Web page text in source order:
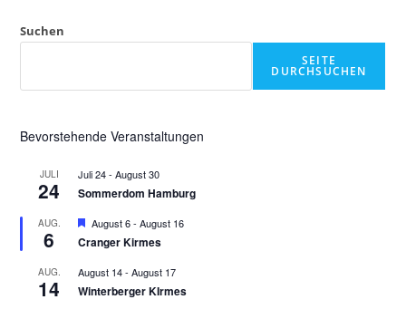
Suchen
SEITE
DURCHSUCHEN
Bevorstehende Veranstaltungen
JULI
24
Juli 24-August 30
Sommerdom Hamburg
AUG.
6
H
r
o
r
August 6-August 16
Cranger Kirmes
AUG.
14
August 14-August 17
Winterberger KIrmes